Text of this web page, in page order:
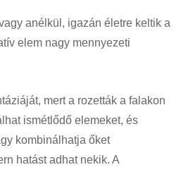
anélkül, igazán életre keltik a
elem nagy mennyezeti
mert a rozetták a falakon
ismétlődő elemeket, és
kombinálhatja őket
hatást adhat nekik. A